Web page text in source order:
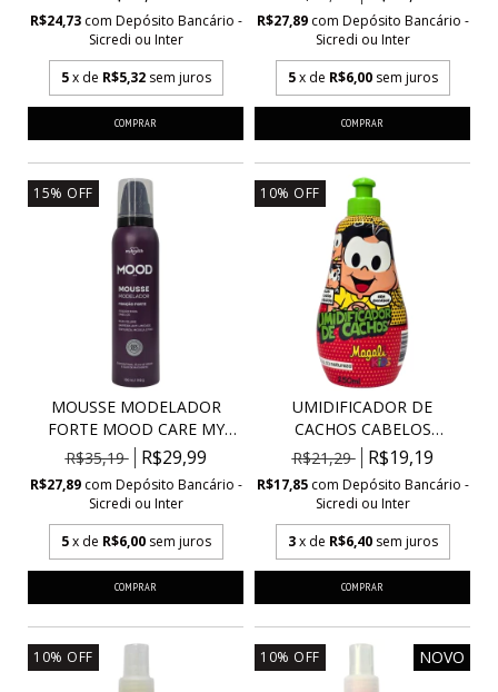
R$24,73 com Depósito Bancário -
Sicredi ou Inter
5 x de R$5,32 sem juros
R$27,89 com Depósito Bancário -
Sicredi ou Inter
5 x de R$6,00 sem juros
15% OFF
MOUSSE MODELADOR
FORTE MOOD CARE MY
HEAL...
R$35,19 R$29,99
R$27,89 com Depósito Bancário -
Sicredi ou Inter
5 x de R$6,00 sem juros
10% OFF
UMIDIFICADOR DE
CACHOS CABELOS
ONDULADOS...
R$21,29 R$19,19
R$17,85 com Depósito Bancário -
Sicredi ou Inter
3 x de R$6,40 sem juros
10% OFF 10% OFF NOVO